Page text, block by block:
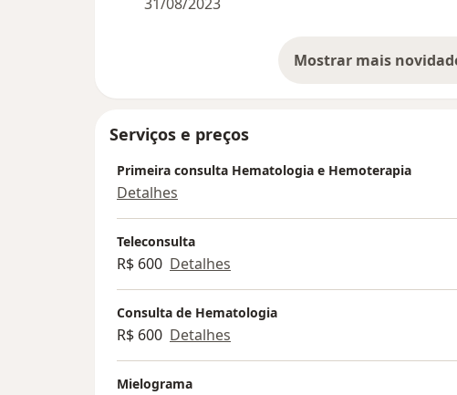
31/08/2023
Serviços e preços
Primeira consulta Hematologia e Hemoterapia
Detalhes
Teleconsulta
R$ 600 Detalhes
Consulta de Hematologia
R$ 600 Detalhes
Mielograma